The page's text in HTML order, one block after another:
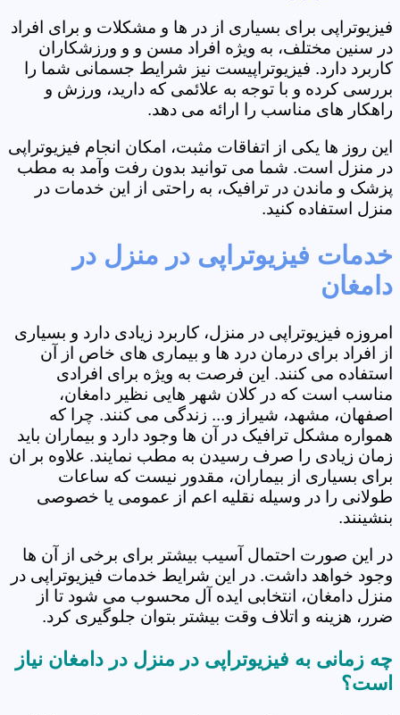
فیزیوتراپی برای بسیاری از در ها و مشکلات و برای افراد
در سنین مختلف، به ویژه افراد مسن و و ورزشکاران
کاربرد دارد. فیزیوتراپیست نیز شرایط جسمانی شما را
بررسی کرده و با توجه به علائمی که دارید، ورزش و
راهکار های مناسب را ارائه می دهد.
این روز ها یکی از اتفاقات مثبت، امکان انجام فیزیوتراپی
در منزل است. شما می توانید بدون رفت وآمد به مطب
پزشک و ماندن در ترافیک، به راحتی از این خدمات در
منزل استفاده کنید.
خدمات فیزیوتراپی در منزل در
دامغان
امروزه فیزیوتراپی در منزل، کاربرد زیادی دارد و بسیاری
از افراد برای درمان درد ها و بیماری های خاص از آن
استفاده می کنند. این فرصت به ویژه برای افرادی
مناسب است که در کلان شهر هایی نظیر دامغان،
اصفهان، مشهد، شیراز و... زندگی می کنند. چرا که
همواره مشکل ترافیک در آن ها وجود دارد و بیماران باید
زمان زیادی را صرف رسیدن به مطب نمایند. علاوه بر ان
برای بسیاری از بیماران، مقدور نیست که ساعات
طولانی را در وسیله نقلیه اعم از عمومی یا خصوصی
بنشینند.
در این صورت احتمال آسیب بیشتر برای برخی از آن ها
وجود خواهد داشت. در این شرایط خدمات فیزیوتراپی در
منزل دامغان، انتخابی ایده آل محسوب می شود تا از
ضرر، هزینه و اتلاف وقت بیشتر بتوان جلوگیری کرد.
چه زمانی به فیزیوتراپی در منزل در دامغان نیاز
است؟